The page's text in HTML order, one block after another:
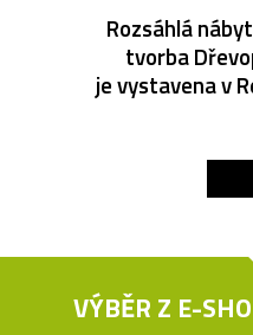
Rozsáhlá
tvorba
je vystavena v
VÝBĚR Z E-